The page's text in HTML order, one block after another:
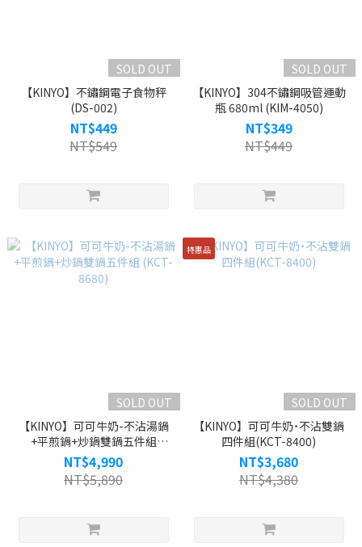
SOLD OUT
【KINYO】不鏽鋼電子食物秤
(DS-002)
NT$449
NT$549
SOLD OUT
【KINYO】304不鏽鋼吸管運動
瓶 680ml (KIM-4050)
NT$349
NT$449
SOLD OUT
【KINYO】可可牛奶-不沾湯鍋
+平煎鍋+炒鍋雙鍋五件組
(KCT-8680)
NT$4,990
NT$5,890
特惠品
SOLD OUT
【KINYO】可可牛奶˙不沾雙鍋
四件組(KCT-8400)
NT$3,680
NT$4,380